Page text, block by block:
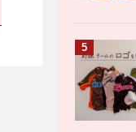
5